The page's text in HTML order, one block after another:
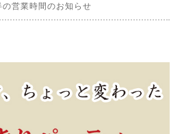
営業時間のお知らせ